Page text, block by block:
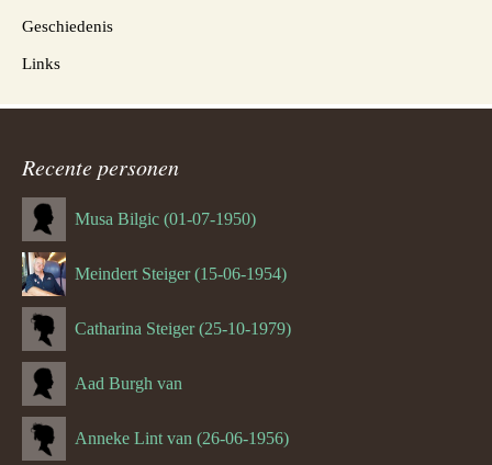
Geschiedenis
Links
Recente personen
Musa Bilgic (01-07-1950)
Meindert Steiger (15-06-1954)
Catharina Steiger (25-10-1979)
Aad Burgh van
Anneke Lint van (26-06-1956)